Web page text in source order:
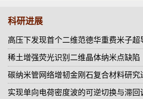
科研进展
高压下发现首个二维范德华重费米子超
稀土增强荧光识别二维晶体纳米点缺陷
碳纳米管网络增韧金刚石复合材料研究
实现单向电荷密度波的可逆切换与滞回